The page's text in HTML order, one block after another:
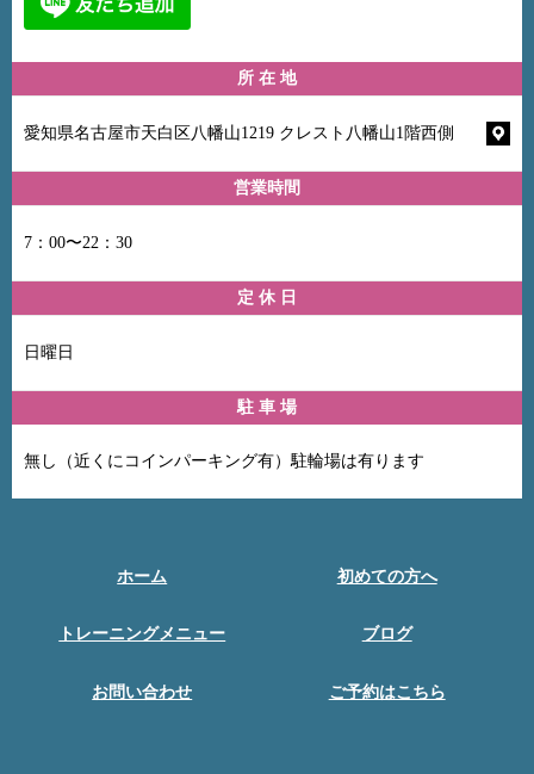
所 在 地
愛知県名古屋市天白区八幡山1219 クレスト八幡山1階西側
営業時間
7：00〜22：30
定 休 日
日曜日
駐 車 場
無し（近くにコインパーキング有）駐輪場は有ります
ホーム 初めての方へ
トレーニングメニュー ブログ
お問い合わせ ご予約はこちら